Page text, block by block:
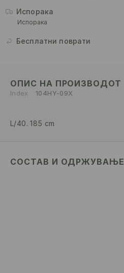
Испорака
Испорака
Бесплатни поврати
ОПИС НА ПРОИЗВОДОТ
Index 104HY-09X
L/40. 185 cm
СОСТАВ И ОДРЖУВАЊЕ